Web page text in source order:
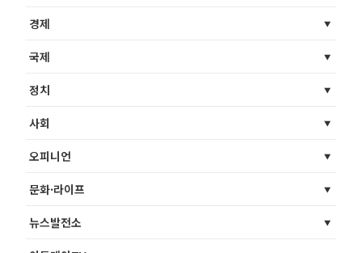
경제
국제
정치
사회
오피니언
문화·라이프
뉴스발전소